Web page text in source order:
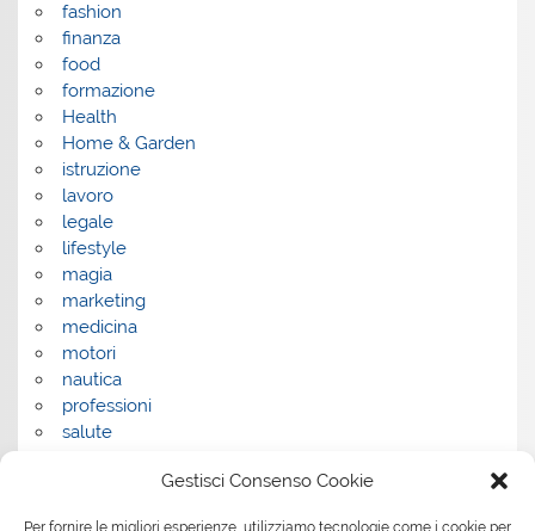
Gestisci Consenso Cookie
Per fornire le migliori esperienze, utilizziamo tecnologie come i cookie per
fashion
finanza
food
formazione
Health
Home & Garden
istruzione
lavoro
legale
lifestyle
magia
marketing
medicina
motori
nautica
professioni
salute